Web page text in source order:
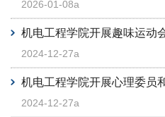
2026-01-08a
机电工程学院开展趣味运动
2024-12-27a
机电工程学院开展心理委员
2024-12-27a